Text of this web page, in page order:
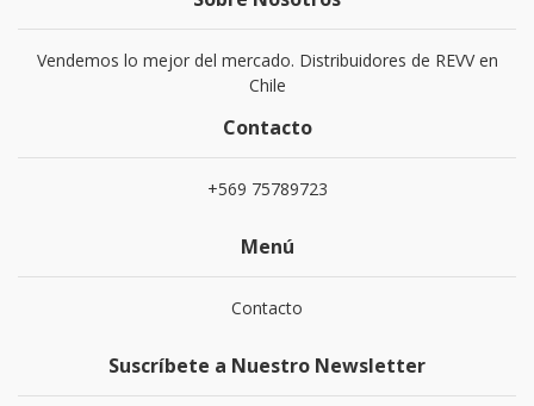
Vendemos lo mejor del mercado. Distribuidores de REVV en
Chile
Contacto
+569 75789723
Menú
Contacto
Suscríbete a Nuestro Newsletter